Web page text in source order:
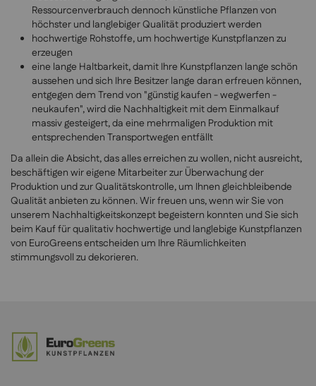
Ressourcenverbrauch dennoch künstliche Pflanzen von
höchster und langlebiger Qualität produziert werden
hochwertige Rohstoffe, um hochwertige Kunstpflanzen zu
erzeugen
eine lange Haltbarkeit, damit Ihre Kunstpflanzen lange schön
aussehen und sich Ihre Besitzer lange daran erfreuen können,
entgegen dem Trend von "günstig kaufen - wegwerfen -
neukaufen", wird die Nachhaltigkeit mit dem Einmalkauf
massiv gesteigert, da eine mehrmaligen Produktion mit
entsprechenden Transportwegen entfällt
Da allein die Absicht, das alles erreichen zu wollen, nicht ausreicht,
beschäftigen wir eigene Mitarbeiter zur Überwachung der
Produktion und zur Qualitätskontrolle, um Ihnen gleichbleibende
Qualität anbieten zu können. Wir freuen uns, wenn wir Sie von
unserem Nachhaltigkeitskonzept begeistern konnten und Sie sich
beim Kauf für qualitativ hochwertige und langlebige Kunstpflanzen
von EuroGreens entscheiden um Ihre Räumlichkeiten
stimmungsvoll zu dekorieren.